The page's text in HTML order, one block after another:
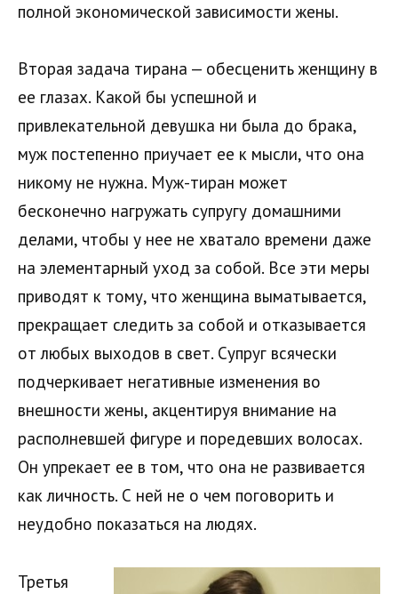
полной экономической зависимости жены.
Вторая задача тирана — обесценить женщину в
ее глазах. Какой бы успешной и
привлекательной девушка ни была до брака,
муж постепенно приучает ее к мысли, что она
никому не нужна. Муж-тиран может
бесконечно нагружать супругу домашними
делами, чтобы у нее не хватало времени даже
на элементарный уход за собой. Все эти меры
приводят к тому, что женщина выматывается,
прекращает следить за собой и отказывается
от любых выходов в свет. Супруг всячески
подчеркивает негативные изменения во
внешности жены, акцентируя внимание на
располневшей фигуре и поредевших волосах.
Он упрекает ее в том, что она не развивается
как личность. С ней не о чем поговорить и
неудобно показаться на людях.
Третья